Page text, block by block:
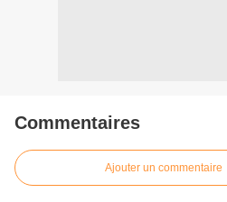
Commentaires
Ajouter un commentaire